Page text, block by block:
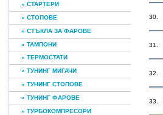
» СТАРТЕРИ
» СТОПОВЕ
» СТЪКЛА ЗА ФАРОВЕ
» ТАМПОНИ
» ТЕРМОСТАТИ
» ТУНИНГ МИГАЧИ
» ТУНИНГ СТОПОВЕ
» ТУНИНГ ФАРОВЕ
» ТУРБОКОМПРЕСОРИ
30.
31.
32.
33.